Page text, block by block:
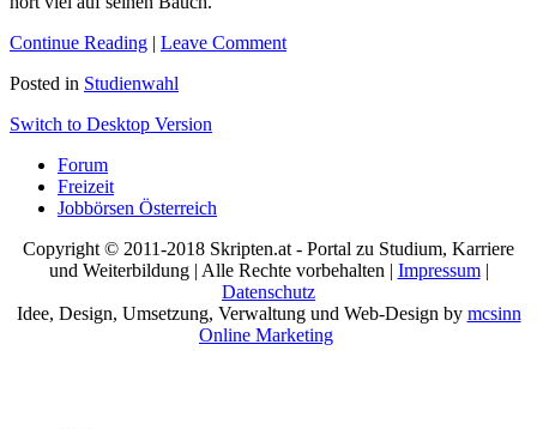
Continue Reading | Leave Comment
Posted in Studienwahl
Switch to Desktop Version
Forum
Freizeit
Jobbörsen Österreich
Copyright © 2011-2018 Skripten.at - Portal zu Studium, Karriere
und Weiterbildung | Alle Rechte vorbehalten | Impressum|
Datenschutz
Idee, Design, Umsetzung, Verwaltung und Web-Design by mcsinn
Online Marketing